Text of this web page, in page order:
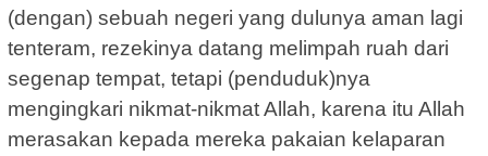
(dengan) sebuah negeri yang dulunya aman lagi
tenteram, rezekinya datang melimpah ruah dari
segenap tempat, tetapi (penduduk)nya
mengingkari nikmat-nikmat Allah, karena itu Allah
merasakan kepada mereka pakaian kelaparan